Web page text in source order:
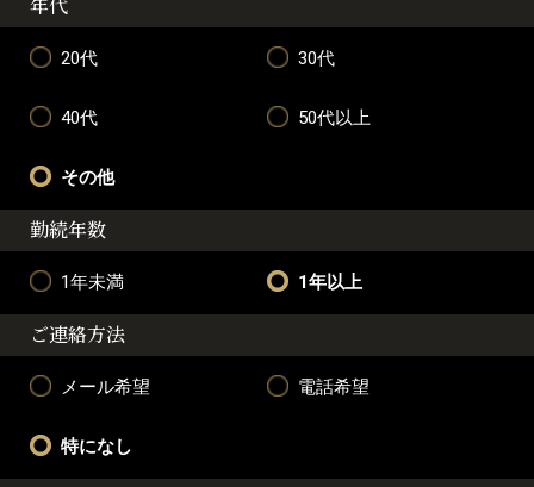
20代 30代
40代 50代以上
その他
勤続年数
1年未満 1年以上
ご連絡方法
メール希望 電話希望
特になし